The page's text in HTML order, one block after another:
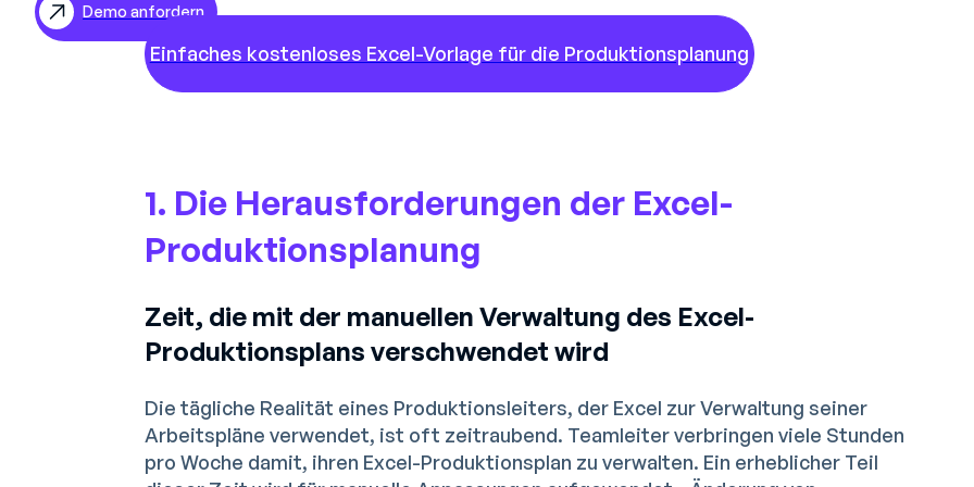
EN
Demo anfordern
Einfaches kostenloses Excel-Vorlage für die Produktionsplanung
1. Die Herausforderungen der Excel-
Produktionsplanung
Zeit, die mit der manuellen Verwaltung des Excel-
Produktionsplans verschwendet wird
Die tägliche Realität eines Produktionsleiters, der Excel zur Verwaltung seiner
Arbeitspläne verwendet, ist oft zeitraubend. Teamleiter verbringen viele Stunden
pro Woche damit, ihren Excel-Produktionsplan zu verwalten. Ein erheblicher Teil